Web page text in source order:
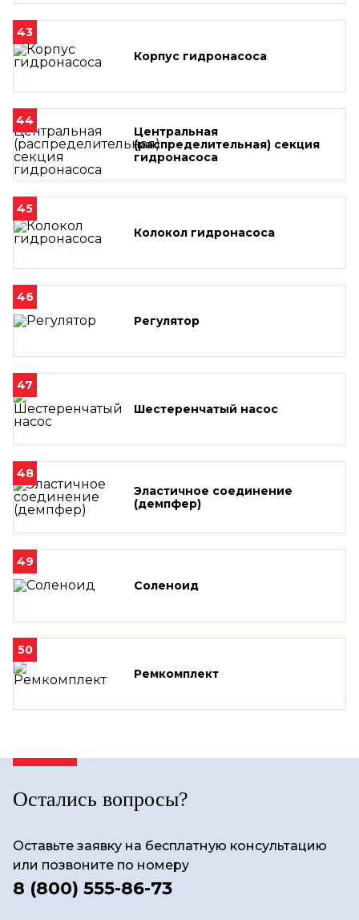
43
Корпус гидронасоса
44
Центральная
(распределительная) секция
гидронасоса
45
Колокол гидронасоса
46
Регулятор
47
Шестеренчатый насос
48
Эластичное соединение
(демпфер)
49
Соленоид
50
Ремкомплект
Остались вопросы?
Оставьте заявку на бесплатную консультацию
или позвоните по номеру
8 (800) 555-86-73